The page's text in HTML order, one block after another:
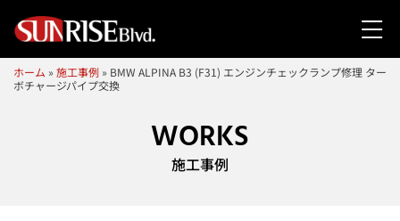
ホーム »施工事例 » BMW ALPINA B3 (F31) エンジンチェックランプ修理 ター
ボチャージパイプ交換
WORKS
施工事例